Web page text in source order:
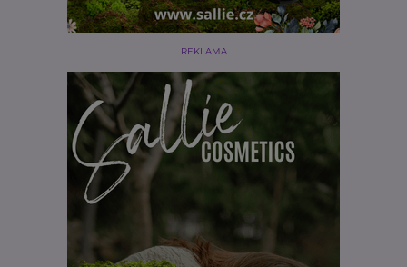
REKLAMA